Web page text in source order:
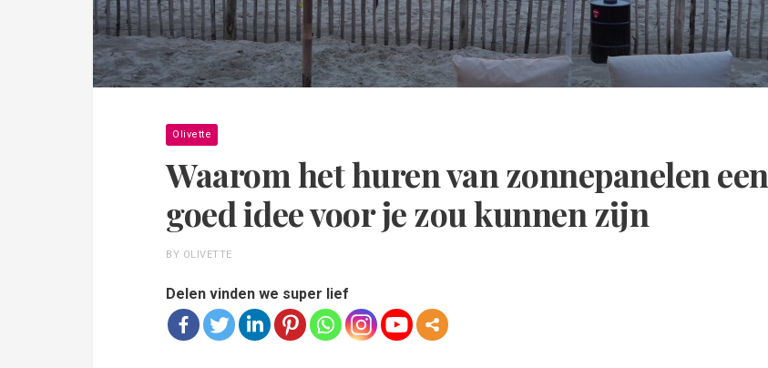
Olivette
Waarom het huren van zonnepanelen een
goed idee voor je zou kunnen zijn
BY OLIVETTE
Delen vinden we super lief